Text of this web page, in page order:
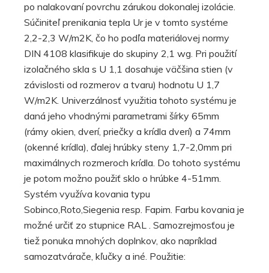
po nalakovaní povrchu zárukou dokonalej izolácie.
Súčiniteľ prenikania tepla Ur je v tomto systéme
2,2-2,3 W/m2K, čo ho podľa materiálovej normy
DIN 4108 klasifikuje do skupiny 2,1 wg. Pri použití
izolačného skla s U 1,1 dosahuje väčšina stien (v
závislosti od rozmerov a tvaru) hodnotu U 1,7
W/m2K. Univerzálnosť využitia tohoto systému je
daná jeho vhodnými parametrami šírky 65mm
(rámy okien, dverí, priečky a krídla dverí) a 74mm
(okenné krídla), ďalej hrúbky steny 1,7-2,0mm pri
maximálnych rozmeroch krídla. Do tohoto systému
je potom možno použiť sklo o hrúbke 4-51mm.
Systém využíva kovania typu
Sobinco,Roto,Siegenia resp. Fapim. Farbu kovania je
možné určiť zo stupnice RAL . Samozrejmosťou je
tiež ponuka mnohých doplnkov, ako napríklad
samozatvárače, kľučky a iné. Použitie: